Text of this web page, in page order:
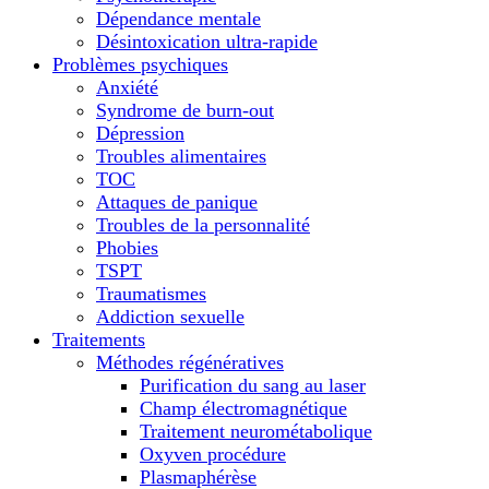
Dépendance mentale
Désintoxication ultra-rapide
Problèmes psychiques
Anxiété
Syndrome de burn-out
Dépression
Troubles alimentaires
TOC
Attaques de panique
Troubles de la personnalité
Phobies
TSPT
Traumatismes
Addiction sexuelle
Traitements
Méthodes régénératives
Purification du sang au laser
Champ électromagnétique
Traitement neurométabolique
Oxyven procédure
Plasmaphérèse